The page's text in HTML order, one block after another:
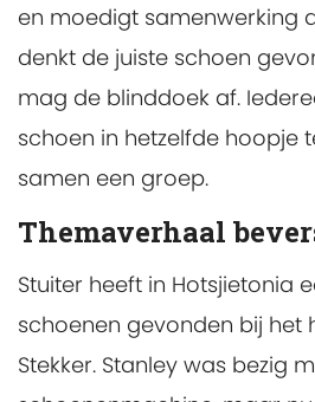
en moedigt samenwerking
denkt de juiste schoen
mag de blinddoek af.
schoen in hetzelfde hoopje
samen een groep.
Themaverhaal
Stuiter heeft in Hotsjietonia
schoenen gevonden bij het
Stekker. Stanley was bezig